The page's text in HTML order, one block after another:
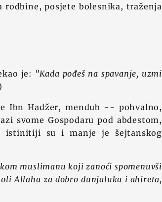
posjete bolesnika, traženja
je: "Kada pođeš na spavanje, uzmi
Ibn Hadžer, mendub -- pohvalno,
svome Gospodaru pod abdestom,
istinitiji su i manje je šejtanskog
muslimanu koji zanoći spomenuvši
Allaha za dobro dunjaluka i ahireta,